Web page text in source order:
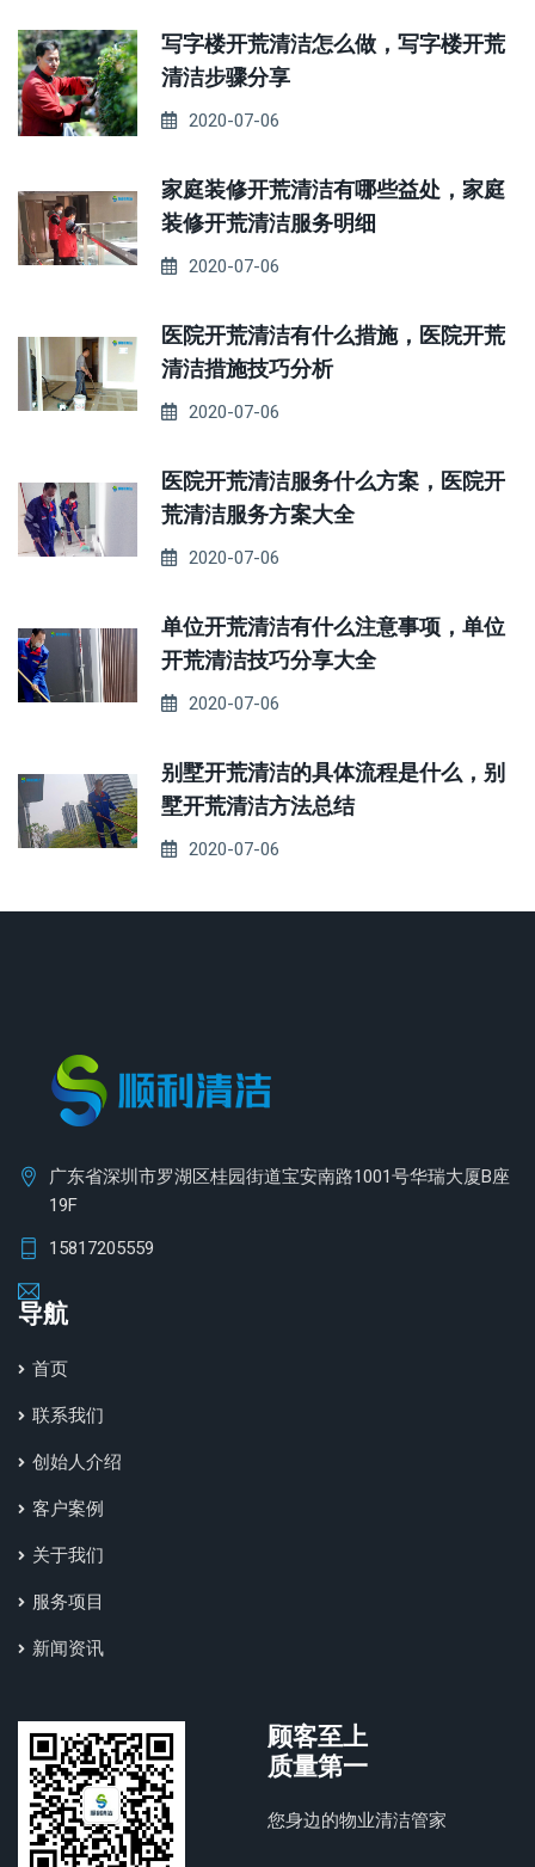
写字楼开荒清洁怎么做，写字楼开荒
清洁步骤分享
2020-07-06
家庭装修开荒清洁有哪些益处，家庭
装修开荒清洁服务明细
2020-07-06
医院开荒清洁有什么措施，医院开荒
清洁措施技巧分析
2020-07-06
医院开荒清洁服务什么方案，医院开
荒清洁服务方案大全
2020-07-06
单位开荒清洁有什么注意事项，单位
开荒清洁技巧分享大全
2020-07-06
别墅开荒清洁的具体流程是什么，别
墅开荒清洁方法总结
2020-07-06
广东省深圳市罗湖区桂园街道宝安南路1001号华瑞大厦B座
19F
15817205559
导航
首页
联系我们
创始人介绍
客户案例
关于我们
服务项目
新闻资讯
顾客至上
质量第一
您身边的物业清洁管家